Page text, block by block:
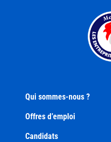
Qui sommes-nous ?
Offres d’emploi
Candidats